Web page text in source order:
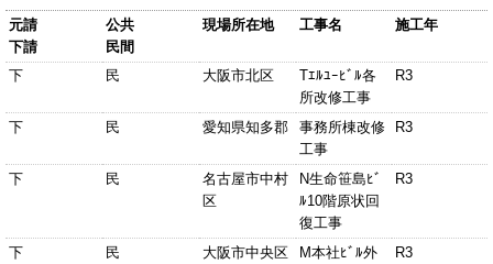
元請
下請
公共
民間
現場所在地 工事名 施工年
下 民 大阪市北区
Tｴﾙﾕｰﾋﾞﾙ各
所改修工事
R3
下 民 愛知県知多郡
事務所棟改修
工事
R3
下 民
名古屋市中村
区
N生命笹島ﾋﾞ
ﾙ10階原状回
復工事
R3
下 民 大阪市中央区
M本社ﾋﾞﾙ外
R3